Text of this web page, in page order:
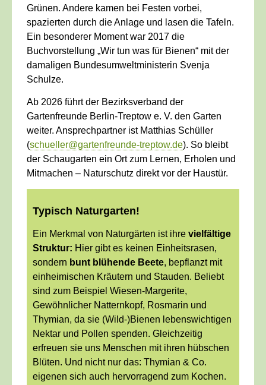
Grünen. Andere kamen bei Festen vorbei,
spazierten durch die Anlage und lasen die Tafeln.
Ein besonderer Moment war 2017 die
Buchvorstellung „Wir tun was für Bienen“ mit der
damaligen Bundesumweltministerin Svenja
Schulze.
Ab 2026 führt der Bezirksverband der
Gartenfreunde Berlin-Treptow e. V. den Garten
weiter. Ansprechpartner ist Matthias Schüller
(schueller@gartenfreunde-treptow.de). So bleibt
der Schaugarten ein Ort zum Lernen, Erholen und
Mitmachen – Naturschutz direkt vor der Haustür.
Typisch Naturgarten!
Ein Merkmal von Naturgärten ist ihre vielfältige
Struktur: Hier gibt es keinen Einheitsrasen,
sondern bunt blühende Beete, bepflanzt mit
einheimischen Kräutern und Stauden. Beliebt
sind zum Beispiel Wiesen-Margerite,
Gewöhnlicher Natternkopf, Rosmarin und
Thymian, da sie (Wild-)Bienen lebenswichtigen
Nektar und Pollen spenden. Gleichzeitig
erfreuen sie uns Menschen mit ihren hübschen
Blüten. Und nicht nur das: Thymian & Co.
eigenen sich auch hervorragend zum Kochen.